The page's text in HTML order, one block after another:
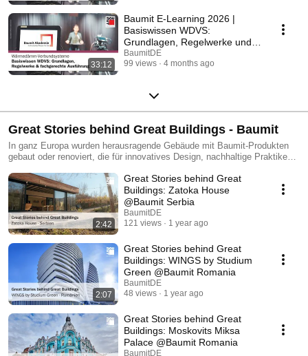
33:12
Baumit E-Learning 2026 |
Basiswissen WDVS:
Grundlagen, Regelwerke und
fachgerechte Ausführung
BaumitDE
99 views
4 months ago
Great Stories behind Great Buildings - Baumit
In ganz Europa wurden herausragende Gebäude mit Baumit-Produkten
gebaut oder renoviert, die für innovatives Design, nachhaltige Praktiken
sind die Menschen hinter diesen Projekten: die Architekten, Planer und
Handwerker, deren kreative Visionen und meisterhafte Ausführung oft in
den Hintergrund treten. Der wahre Wert von Baumaterialien zeigt sich in
der Fähigkeit, die spezifischen Bedürfnisse und Anforderungen der
zukünftigen Nutzer zu erfüllen. In dieser Playlist präsentieren wir Ihnen
internationale Baumit-Referenzen unter dem Titel „Great Stories behind
Great Buildings“. Wir werfen einen Blick auf die beeindruckenden
Bauprojekte, die mit dem Baumit Life Challenge Award ausgezeichnet
wurden. Doch welche Geschichten stecken dahinter? Begleiten Sie uns
bei einem Blick hinter die Kulissen und entdecken Sie die spannenden
Geschichten hinter den großartigen Gebäuden.
2:42
Great Stories behind Great
Buildings: Zatoka House
@Baumit Serbia
BaumitDE
121 views
1 year ago
2:07
Great Stories behind Great
Buildings: WINGS by Studium
Green @Baumit Romania
BaumitDE
48 views
1 year ago
Great Stories behind Great
Buildings: Moskovits Miksa
Palace @Baumit Romania
BaumitDE